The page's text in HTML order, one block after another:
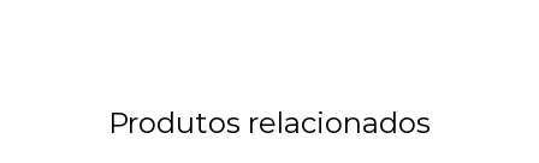
Produtos relacionados